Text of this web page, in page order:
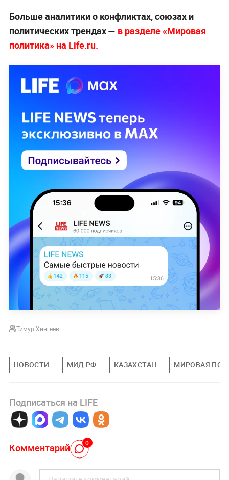
Больше аналитики о конфликтах, союзах и
политических трендах — в разделе «Мировая
политика» на Life.ru.
Тимур Хингеев
НОВОСТИ МИД РФ КАЗАХСТАН МИРОВАЯ
Подписаться на LIFE
Комментарий 0